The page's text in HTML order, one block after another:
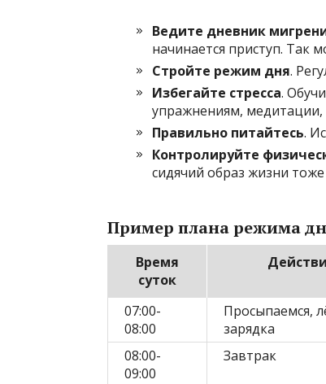
Ведите дневник
начинается приступ. Так
Стройте режим дня.
Избегайте стресса.
упражнениям, медитации,
Правильно питайтесь.
Контролируйте
сидячий образ жизни
Пример плана режима
Время
суток
07:00-
08:00
Просыпаемся,
зарядка
08:00-
09:00
Завтрак